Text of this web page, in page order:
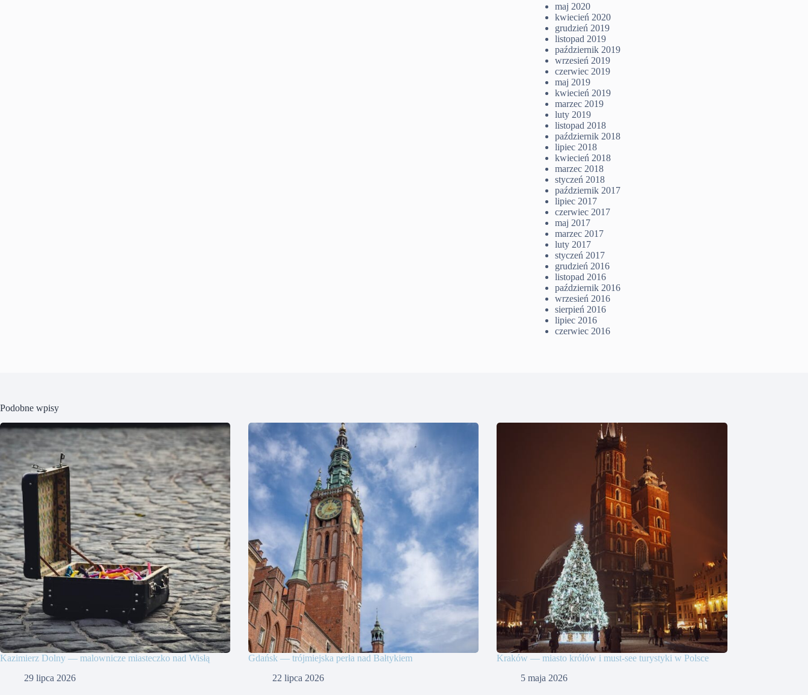
maj 2020
kwiecień 2020
grudzień 2019
listopad 2019
październik 2019
wrzesień 2019
czerwiec 2019
maj 2019
kwiecień 2019
marzec 2019
luty 2019
listopad 2018
październik 2018
lipiec 2018
kwiecień 2018
marzec 2018
styczeń 2018
październik 2017
lipiec 2017
czerwiec 2017
maj 2017
marzec 2017
luty 2017
styczeń 2017
grudzień 2016
listopad 2016
październik 2016
wrzesień 2016
sierpień 2016
lipiec 2016
czerwiec 2016
Podobne wpisy
Kazimierz Dolny — malownicze miasteczko nad Wisłą
29 lipca 2026
Gdańsk — trójmiejska perła nad Bałtykiem
22 lipca 2026
Kraków — miasto królów i must-see turystyki w Polsce
5 maja 2026